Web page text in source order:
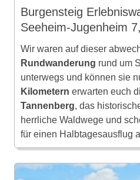
Burgensteig
Seeheim-Jugenheim
Wir waren auf dieser
Rundwanderung rund um
unterwegs und können sie
Kilometern erwarten euch
Tannenberg, das
herrliche Waldwege und
für einen Halbtagesausflug